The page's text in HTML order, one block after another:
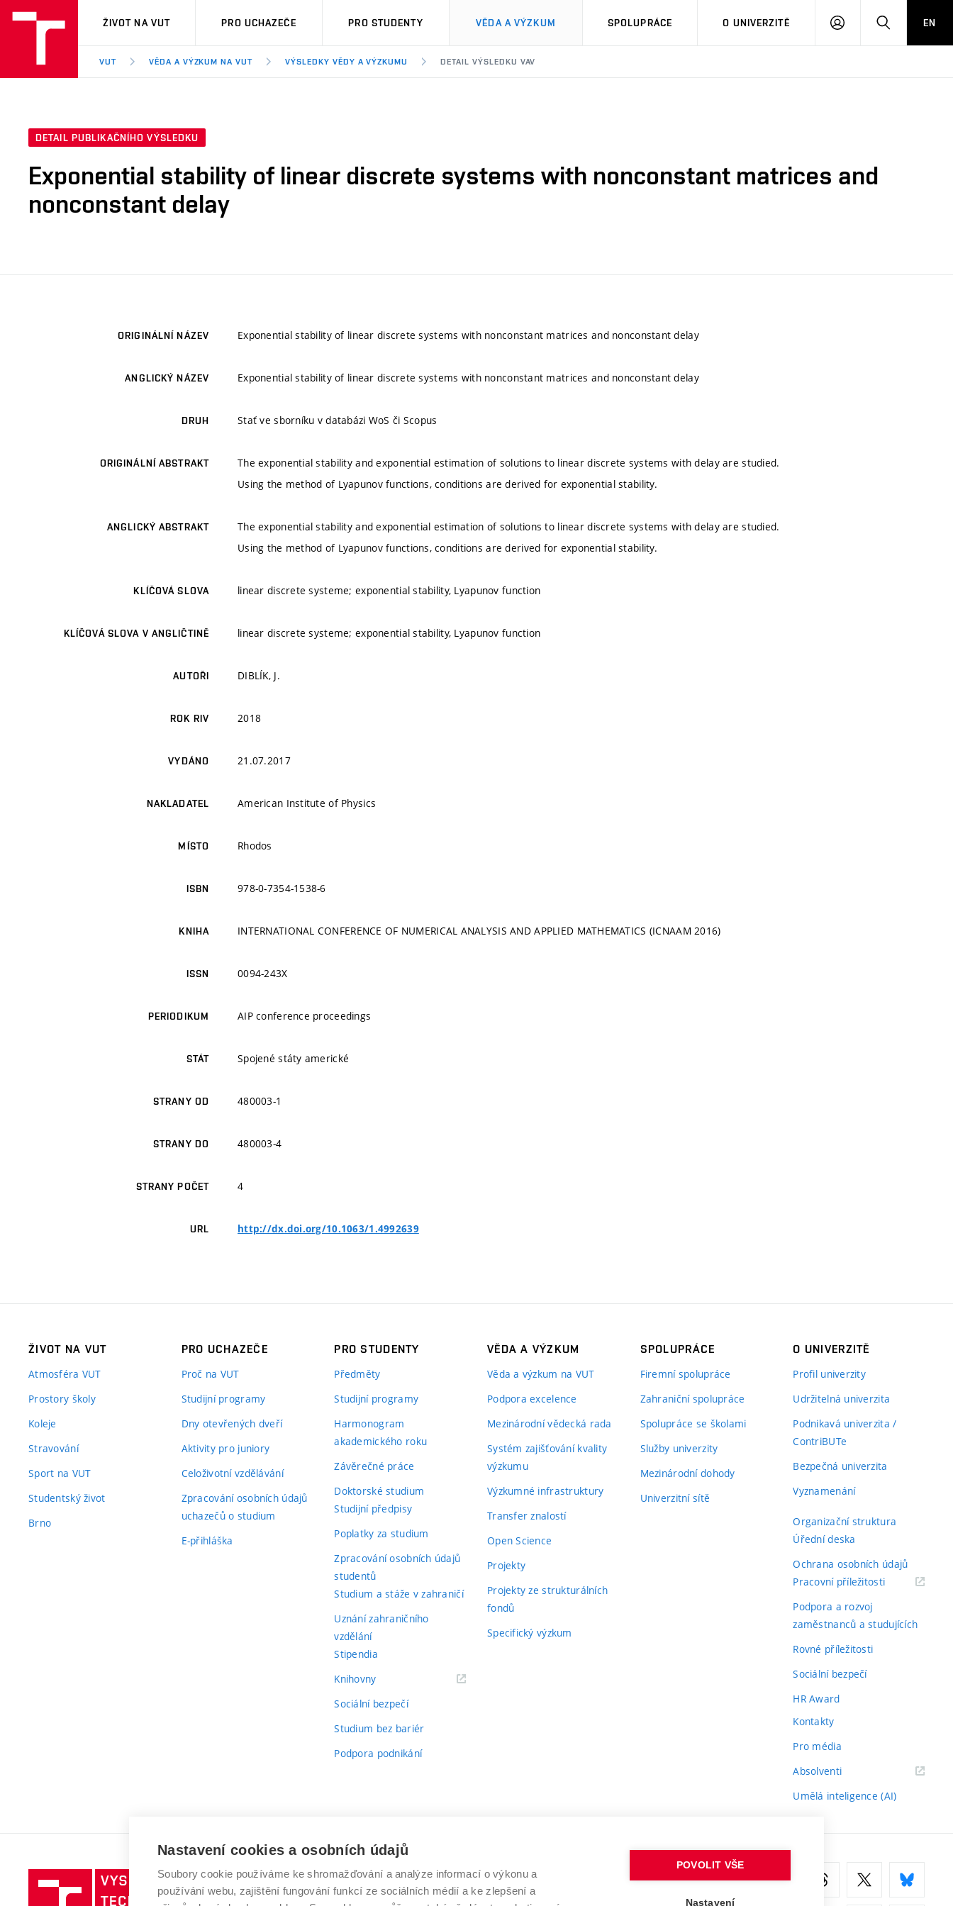
VUT
ŽIVOT NA VUT PRO UCHAZEČE PRO STUDENTY VĚDA A VÝZKUM SPOLUPRÁCE O UNIVERZITĚ
PŘIHLÁSIT HLEDATEN
VUT VĚDA A VÝZKUM NA VUT VÝSLEDKY VĚDY A VÝZKUMU DETAIL VÝSLEDKU VAV
DETAIL PUBLIKAČNÍHO VÝSLEDKU
Exponential stability of linear discrete systems with nonconstant matrices and
nonconstant delay
ORIGINÁLNÍ NÁZEV Exponential stability of linear discrete systems with nonconstant matrices and nonconstant delay
ANGLICKÝ NÁZEV Exponential stability of linear discrete systems with nonconstant matrices and nonconstant delay
DRUH Stať ve sborníku v databázi WoS či Scopus
ORIGINÁLNÍ ABSTRAKT
The exponential stability and exponential estimation of solutions to linear discrete systems with delay are studied.
Using the method of Lyapunov functions, conditions are derived for exponential stability.
ANGLICKÝ ABSTRAKT
The exponential stability and exponential estimation of solutions to linear discrete systems with delay are studied.
Using the method of Lyapunov functions, conditions are derived for exponential stability.
KLÍČOVÁ SLOVA linear discrete systeme; exponential stability, Lyapunov function
KLÍČOVÁ SLOVA V ANGLIČTINĚ linear discrete systeme; exponential stability, Lyapunov function
AUTOŘI DIBLÍK, J.
ROK RIV 2018
VYDÁNO 21.07.2017
NAKLADATEL American Institute of Physics
MÍSTO Rhodos
ISBN 978-0-7354-1538-6
KNIHA INTERNATIONAL CONFERENCE OF NUMERICAL ANALYSIS AND APPLIED MATHEMATICS (ICNAAM 2016)
ISSN 0094-243X
PERIODIKUM AIP conference proceedings
STÁT Spojené státy americké
STRANY OD 480003-1
STRANY DO 480003-4
STRANY POČET 4
URL http://dx.doi.org/10.1063/1.4992639
ŽIVOT NA VUT
Atmosféra VUT
Prostory školy
Koleje
Stravování
Sport na VUT
Studentský život
Brno
PRO UCHAZEČE
Proč na VUT
Studijní programy
Dny otevřených dveří
Aktivity pro juniory
Celoživotní vzdělávání
Zpracování osobních údajů
uchazečů o studium
E-přihláška
PRO STUDENTY
Předměty
Studijní programy
Harmonogram
akademického roku
Závěrečné práce
Doktorské studium
Studijní předpisy
Poplatky za studium
Zpracování osobních údajů
studentů
Studium a stáže v zahraničí
Uznání zahraničního
vzdělání
Stipendia
Knihovny(externí
Sociální bezpečí
Studium bez bariér
Podpora podnikání
VĚDA A VÝZKUM
Věda a výzkum na VUT
Podpora excelence
Mezinárodní vědecká rada
Systém zajišťování kvality
výzkumu
Výzkumné infrastruktury
Transfer znalostí
Open Science
Projekty
Projekty ze strukturálních
fondů
Specifický výzkum
SPOLUPRÁCE
Firemní spolupráce
Zahraniční spolupráce
Spolupráce se školami
Služby univerzity
Mezinárodní dohody
Univerzitní sítě
O UNIVERZITĚ
Profil univerzity
Udržitelná univerzita
Podnikavá univerzita /
ContriBUTe
Bezpečná univerzita
Vyznamenání
Organizační struktura
Úřední deska
Ochrana osobních údajů
Pracovní příležitosti(externí
Podpora a rozvoj
zaměstnanců a studujících
Rovné příležitosti
Sociální bezpečí
HR Award
Kontakty
Pro média
Absolventi(externí
Umělá inteligence (AI)
Vysoké
učení
VYSOKÉ UČENÍ TECHNICKÉ V BRNĚ
Nastavení cookies a osobních údajů
Soubory cookie používáme ke shromažďování a analýze informací o výkonu a
používání webu, zajištění fungování funkcí ze sociálních médií a ke zlepšení a
POVOLIT VŠE
Nastavení